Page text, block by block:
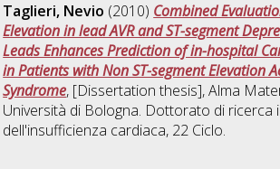
Taglieri, Nevio (2010) Combined
Elevation in lead AVR and ST-segment
Leads Enhances Prediction of in-hospital
in Patients with Non ST-segment Elevation
Syndrome, [Dissertation thesis], Alma
Università di Bologna. Dottorato di ricerca
dell'insufficienza cardiaca, 22 Ciclo.